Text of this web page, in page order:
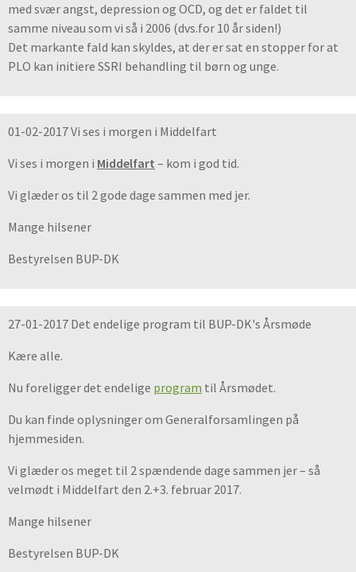
med svær angst, depression og OCD, og det er faldet til
samme niveau som vi så i 2006 (dvs.for 10 år siden!)
Det markante fald kan skyldes, at der er sat en stopper for at
PLO kan initiere SSRI behandling til børn og unge.
01-02-2017 Vi ses i morgen i Middelfart
Vi ses i morgen i Middelfart – kom i god tid.
Vi glæder os til 2 gode dage sammen med jer.
Mange hilsener
Bestyrelsen BUP-DK
27-01-2017 Det endelige program til BUP-DK's Årsmøde
Kære alle.
Nu foreligger det endelige program til Årsmødet.
Du kan finde oplysninger om Generalforsamlingen på
hjemmesiden.
Vi glæder os meget til 2 spændende dage sammen jer – så
velmødt i Middelfart den 2.+3. februar 2017.
Mange hilsener
Bestyrelsen BUP-DK